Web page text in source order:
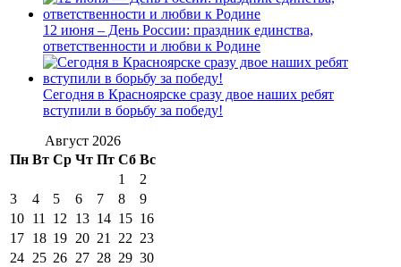
12 июня – День России: праздник единства,
ответственности и любви к Родине
Сегодня в Красноярске сразу двое наших ребят
вступили в борьбу за победу!
Август 2026
Пн Вт Ср Чт Пт Сб Вс
1
2
3
4 5 6 7 8
9
10 11 12 13 14 15 16
17 18 19 20 21 22 23
24 25 26 27 28 29 30